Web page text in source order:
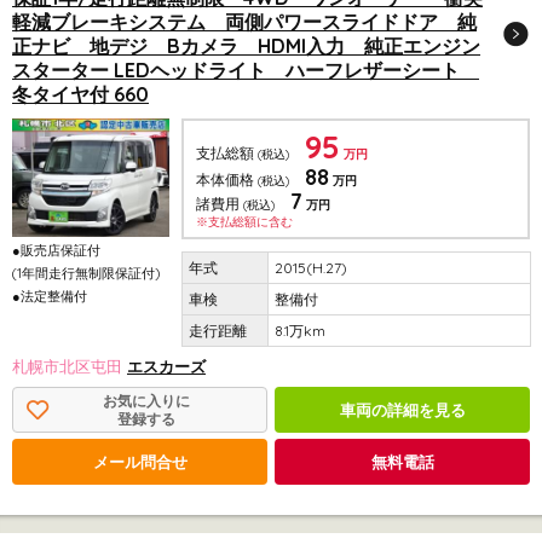
軽減ブレーキシステム 両側パワースライドドア 純
正ナビ 地デジ Bカメラ HDMI入力 純正エンジン
スターター LEDヘッドライト ハーフレザーシート
冬タイヤ付 660
●販売店保証付
(1年間走行無制限保証付)
●法定整備付
支払総額 (税込) 95 万円
本体価格 (税込) 88 万円
諸費用 (税込) 7 万円
※支払総額に含む
2015(H.27)
整備付
8.1万km
札幌市北区屯田 エスカーズ
お気に入りに
登録する
車両の詳細を見る
メール問合せ 無料電話